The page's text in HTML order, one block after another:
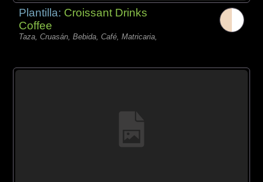
Plantilla: Croissant Drinks
Coffee
Taza, Cruasán, Bebida, Café, Matricaria,